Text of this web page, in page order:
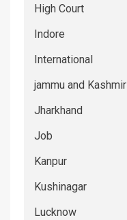
High Court
Indore
International
jammu and Kashmir
Jharkhand
Job
Kanpur
Kushinagar
Lucknow